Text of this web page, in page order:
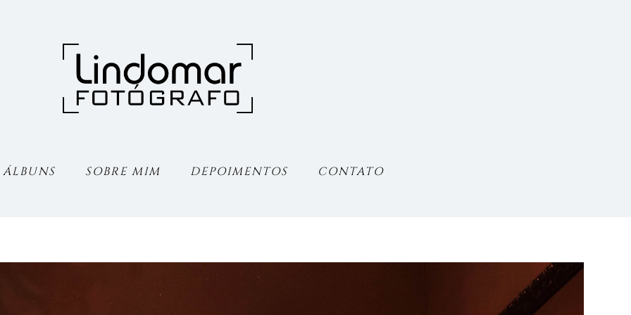
ÁLBUNS SOBRE MIM DEPOIMENTOS CONTATO